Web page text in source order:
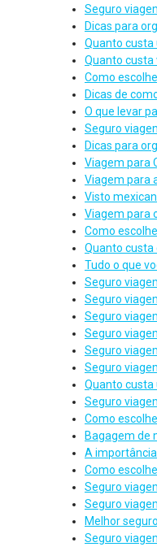
Seguro
Dicas para
Quanto custa
Quanto custa
Como
Dicas de
O que levar
Seguro
Dicas para
Viagem para
Viagem para
Visto
Viagem para
Como
Quanto custa
Tudo o que
Seguro
Seguro
Seguro
Seguro
Seguro
Seguro
Quanto custa
Seguro
Como
Bagagem de
A
Como
Seguro
Seguro
Melhor
Seguro